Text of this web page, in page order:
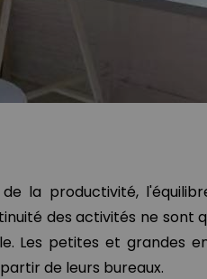
de la productivité,
des activités ne sont
Les petites et grandes
de leurs bureaux.